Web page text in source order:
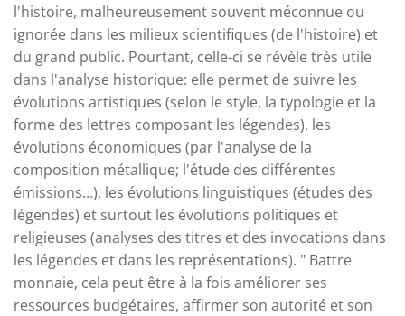
l'histoire, malheureusement souvent méconnue ou
ignorée dans les milieux scientifiques (de l'histoire) et
du grand public. Pourtant, celle-ci se révèle très utile
dans l'analyse historique: elle permet de suivre les
évolutions artistiques (selon le style, la typologie et la
forme des lettres composant les légendes), les
évolutions économiques (par l'analyse de la
composition métallique; l'étude des différentes
émissions…), les évolutions linguistiques (études des
légendes) et surtout les évolutions politiques et
religieuses (analyses des titres et des invocations dans
les légendes et dans les représentations). " Battre
monnaie, cela peut être à la fois améliorer ses
ressources budgétaires, affirmer son autorité et son